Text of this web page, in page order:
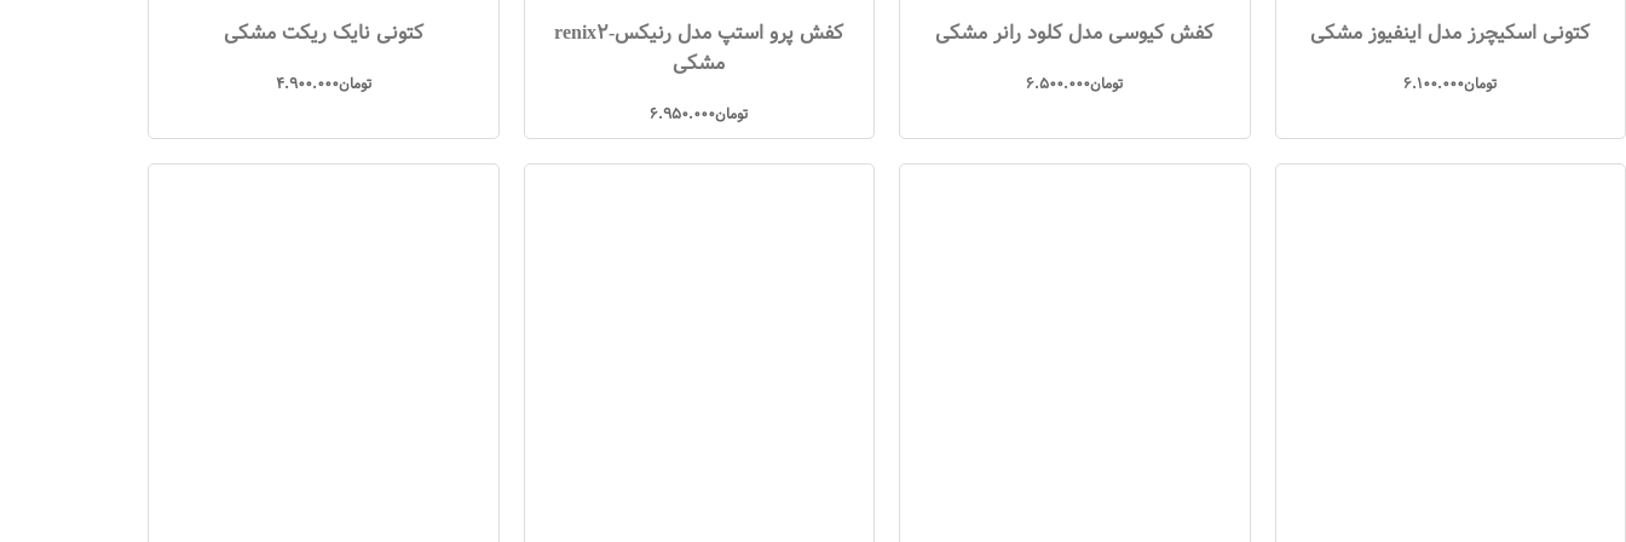
کتونی اسکیچرز مدل اینفیوز مشکی
تومان6.100.000
کفش کیوسی مدل کلود رانر مشکی
تومان6.500.000
کفش پرو استپ مدل رنیکس-renix2
مشکی
تومان6.950.000
کتونی نایک ریکت مشکی
تومان4.900.000